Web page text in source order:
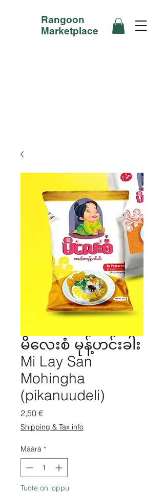
Rangoon
Marketplace
မိလေးစံ မုန့်ဟင်းခါး
Mi Lay San
Mohingha
(pikanuudeli)
2,50 €Hinta
Shipping & Tax info
Määrä *
Tuote on loppu